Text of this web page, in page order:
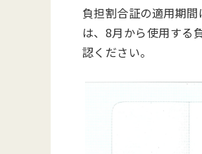
負担割合証の適用期
は、8月から使用する
認ください。